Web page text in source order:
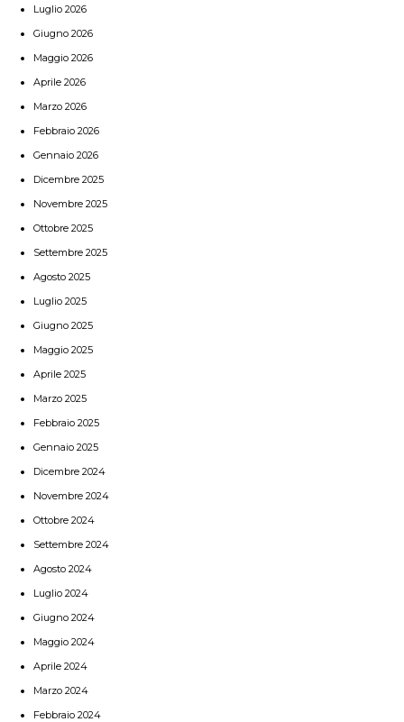
Luglio 2026
Giugno 2026
Maggio 2026
Aprile 2026
Marzo 2026
Febbraio 2026
Gennaio 2026
Dicembre 2025
Novembre 2025
Ottobre 2025
Settembre 2025
Agosto 2025
Luglio 2025
Giugno 2025
Maggio 2025
Aprile 2025
Marzo 2025
Febbraio 2025
Gennaio 2025
Dicembre 2024
Novembre 2024
Ottobre 2024
Settembre 2024
Agosto 2024
Luglio 2024
Giugno 2024
Maggio 2024
Aprile 2024
Marzo 2024
Febbraio 2024